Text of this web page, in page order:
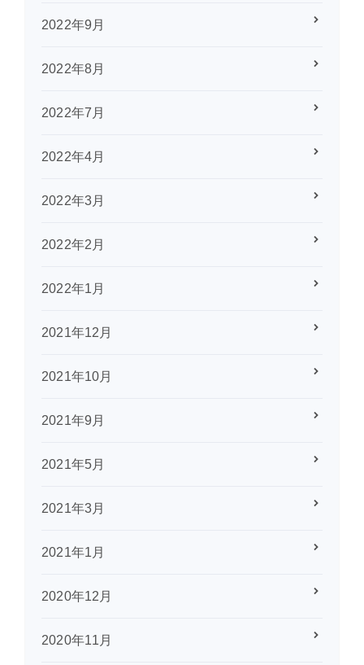
2022年9月
2022年8月
2022年7月
2022年4月
2022年3月
2022年2月
2022年1月
2021年12月
2021年10月
2021年9月
2021年5月
2021年3月
2021年1月
2020年12月
2020年11月